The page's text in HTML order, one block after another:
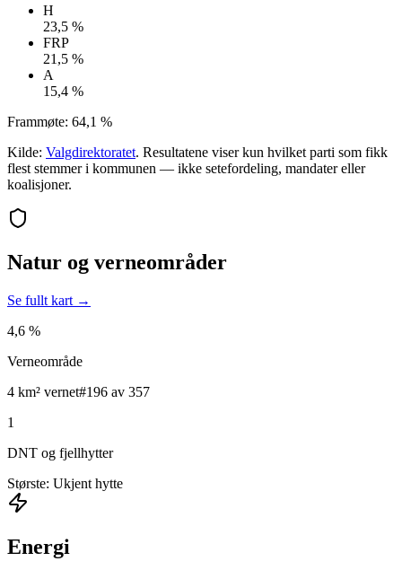
H
23,5 %
FRP
21,5 %
A
15,4 %
Frammøte: 64,1 %
Kilde: Valgdirektoratet. Resultatene viser kun hvilket parti som fikk
flest stemmer i kommunen — ikke setefordeling, mandater eller
koalisjoner.
Natur og verneområder
Se fullt kart →
4,6 %
Verneområde
4 km² vernet#196 av 357
1
DNT og fjellhytter
Største: Ukjent hytte
Energi